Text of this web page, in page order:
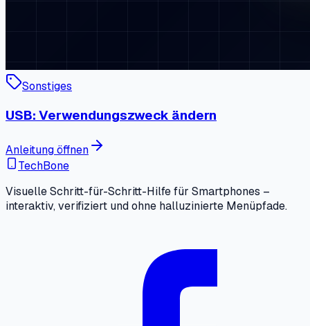
Sonstiges
USB: Verwendungszweck ändern
Anleitung öffnen
TechBone
Visuelle Schritt-für-Schritt-Hilfe für Smartphones –
interaktiv, verifiziert und ohne halluzinierte Menüpfade.